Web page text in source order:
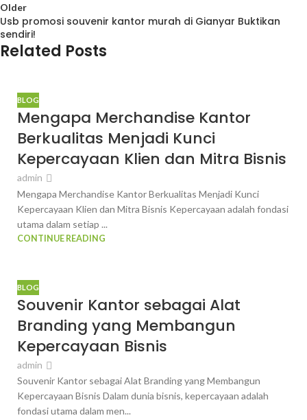
Older
Usb promosi souvenir kantor murah di Gianyar Buktikan
sendiri!
Related Posts
BLOG
Mengapa Merchandise Kantor
Berkualitas Menjadi Kunci
Kepercayaan Klien dan Mitra Bisnis
admin
Mengapa Merchandise Kantor Berkualitas Menjadi Kunci
Kepercayaan Klien dan Mitra Bisnis Kepercayaan adalah fondasi
utama dalam setiap ...
CONTINUE READING
BLOG
Souvenir Kantor sebagai Alat
Branding yang Membangun
Kepercayaan Bisnis
admin
Souvenir Kantor sebagai Alat Branding yang Membangun
Kepercayaan Bisnis Dalam dunia bisnis, kepercayaan adalah
fondasi utama dalam men...